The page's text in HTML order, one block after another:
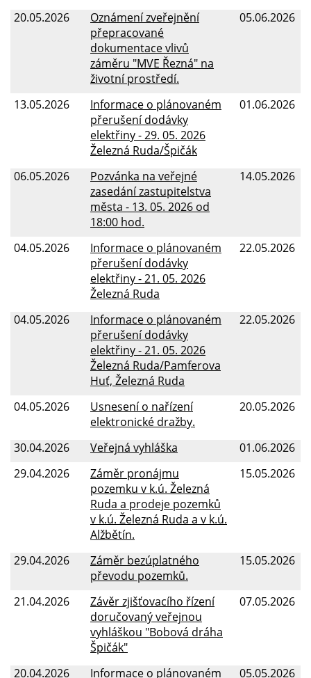
20.05.2026
05.06.2026
Oznámení zveřejnění
přepracované
dokumentace vlivů
záměru "MVE Řezná" na
životní prostředí.
13.05.2026
01.06.2026
Informace o plánovaném
přerušení dodávky
elektřiny - 29. 05. 2026
Železná Ruda/Špičák
06.05.2026
14.05.2026
Pozvánka na veřejné
zasedání zastupitelstva
města - 13. 05. 2026 od
18:00 hod.
04.05.2026
22.05.2026
Informace o plánovaném
přerušení dodávky
elektřiny - 21. 05. 2026
Železná Ruda
04.05.2026
22.05.2026
Informace o plánovaném
přerušení dodávky
elektřiny - 21. 05. 2026
Železná Ruda/Pamferova
Huť, Železná Ruda
04.05.2026
20.05.2026
Usnesení o nařízení
elektronické dražby.
30.04.2026
01.06.2026
Veřejná vyhláška
29.04.2026
15.05.2026
Záměr pronájmu
pozemku v k.ú. Železná
Ruda a prodeje pozemků
v k.ú. Železná Ruda a v k.ú.
Alžbětín.
29.04.2026
15.05.2026
Záměr bezúplatného
převodu pozemků.
21.04.2026
07.05.2026
Závěr zjišťovacího řízení
doručovaný veřejnou
vyhláškou "Bobová dráha
Špičák"
20.04.2026
05.05.2026
Informace o plánovaném